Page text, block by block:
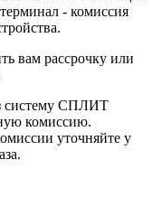
- комиссия
вам рассрочку или
систему СПЛИТ
комиссию.
уточняйте у